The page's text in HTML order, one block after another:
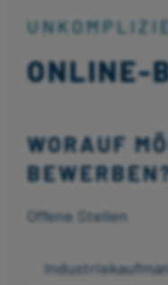
ONLINE-
WORAUF
Offene Stellen